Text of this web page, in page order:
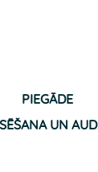
PIEGĀDE
UN